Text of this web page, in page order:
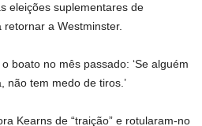
eleições suplementares de
a Westminster.
boato no mês passado: ‘Se alguém
não tem medo de tiros.’
Kearns de “traição” e rotularam-no